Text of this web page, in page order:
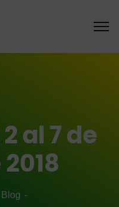
al 7 de
Blog